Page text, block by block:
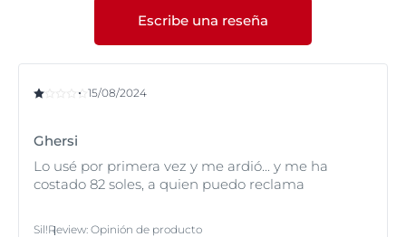
Consulta con tu dermatólogo si estás preocupado
acerca de algún síntoma.
sustancia, por ejemplo.
Los productos de limpieza de Eucerin contienen
clínicos comprensibles.
Escribe una reseña
15/08/2024
Ghersi
Lo usé por primera vez y me ardió... y me ha
costado 82 soles, a quien puedo reclama
Sil!Review: Opinión de producto